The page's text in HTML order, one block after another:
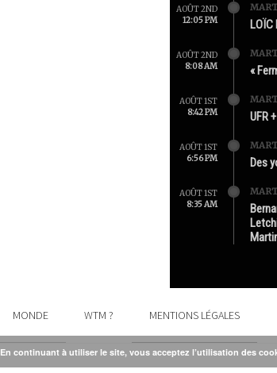
AOÛT 2ND
12:05 PM
LOÏC
AOÛT 2ND
8:08 AM
«
AOÛT 1ST
8:42 PM
UFR
AOÛT 1ST
6:56 PM
Des
AOÛT 1ST
8:35 AM
MONDE WTM ? MENTIONS LÉGALES
En continuant à utiliser le site, vous acceptez l’utilisation des